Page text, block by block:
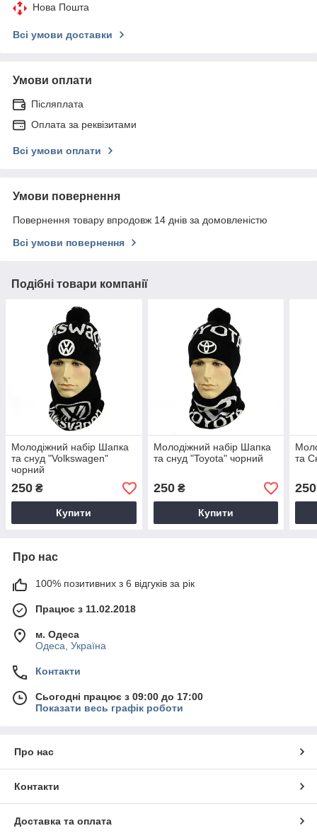
Нова Пошта
Всі умови доставки
Умови оплати
Післяплата
Оплата за реквізитами
Всі умови оплати
Умови повернення
Повернення товару впродовж 14 днів за домовленістю
Всі умови повернення
Подібні товари компанії
Молодіжний набір Шапка
та снуд "Volkswagen"
чорний
250 ₴
Купити
Молодіжний набір Шапка
та снуд "Toyota" чорний
250₴
Купити
та
250
Про нас
100% позитивних з 6 відгуків за рік
Працює з 11.02.2018
м. Одеса
Одеса, Україна
Контакти
Сьогодні працює з 09:00 до 17:00
Показати весь графік роботи
Про нас
Контакти
Доставка та оплата